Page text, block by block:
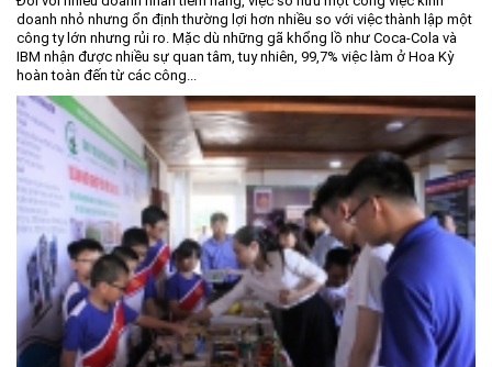
doanh nhỏ nhưng ổn định thường lợi hơn nhiều so với việc thành lập một
công ty lớn nhưng rủi ro. Mặc dù những gã khổng lồ như Coca-Cola và
IBM nhận được nhiều sự quan tâm, tuy nhiên, 99,7% việc làm ở Hoa Kỳ
hoàn toàn đến từ các công...